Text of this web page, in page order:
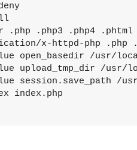
.php .php3 .php4 .phtml
x-httpd-php .php
open_basedir /usr/
upload_tmp_dir /usr/
session.save_path /